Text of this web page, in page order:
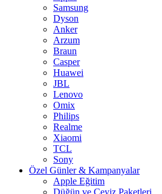
Samsung
Dyson
Anker
Arzum
Braun
Casper
Huawei
JBL
Lenovo
Omix
Philips
Realme
Xiaomi
TCL
Sony
Özel Günler & Kampanyalar
Apple Eğitim
Düğün ve Çeyiz Paketleri